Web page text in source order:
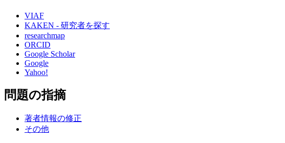
VIAF
KAKEN - 研究者を探す
researchmap
ORCID
Google Scholar
Google
Yahoo!
問題の指摘
著者情報の修正
その他